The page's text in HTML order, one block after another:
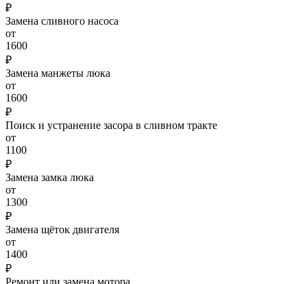
₽
Замена сливного насоса
от
1600
₽
Замена манжеты люка
от
1600
₽
Поиск и устранение засора в сливном тракте
от
1100
₽
Замена замка люка
от
1300
₽
Замена щёток двигателя
от
1400
₽
Ремонт или замена мотора